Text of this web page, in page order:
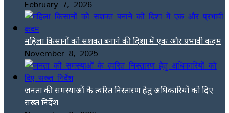
February 7, 2026
महिला किसानों को सशक्त बनाने की दिशा में एक और प्रभावी कदम
November 8, 2025
जनता की समस्याओं के त्वरित निस्तारण हेतु अधिकारियों को दिए
सख्त निर्देश